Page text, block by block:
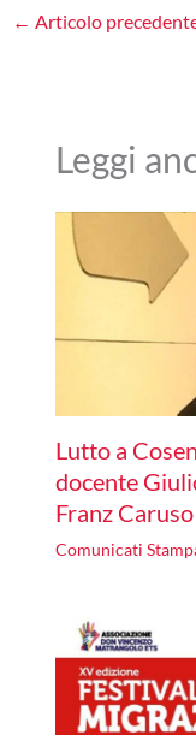
← Articolo
Leggi
Lutto a
docente
Franz Caruso
Comunicati